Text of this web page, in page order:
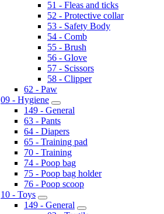
51 - Fleas and ticks
52 - Protective collar
53 - Safety Body
54 - Comb
55 - Brush
56 - Glove
57 - Scissors
58 - Clipper
62 - Paw
09 - Hygiene
149 - General
63 - Pants
64 - Diapers
65 - Training pad
70 - Training
74 - Poop bag
75 - Poop bag holder
76 - Poop scoop
10 - Toys
149 - General